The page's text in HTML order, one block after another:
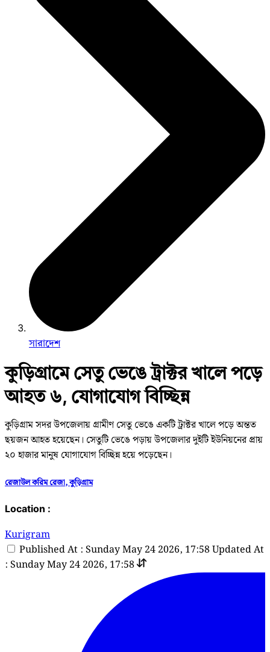
সারাদেশ
কুড়িগ্রামে সেতু ভেঙে ট্রাক্টর খালে পড়ে
আহত ৬, যোগাযোগ বিচ্ছিন্ন
কুড়িগ্রাম সদর উপজেলায় গ্রামীণ সেতু ভেঙে একটি ট্রাক্টর খালে পড়ে অন্তত
ছয়জন আহত হয়েছেন। সেতুটি ভেঙে পড়ায় উপজেলার দুইটি ইউনিয়নের প্রায়
২০ হাজার মানুষ যোগাযোগ বিচ্ছিন্ন হয়ে পড়েছেন।
রেজাউল করিম রেজা, কুড়িগ্রাম
Location :
Kurigram
Published At : Sunday May 24 2026, 17:58Updated At
: Sunday May 24 2026, 17:58